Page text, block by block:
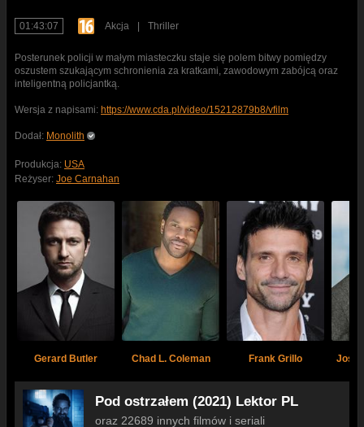
01:43:07 Akcja Thriller
Posterunek policji w małym miasteczku staje się polem bitwy pomiędzy
oszustem szukającym schronienia za kratkami, zawodowym zabójcą oraz
inteligentną policjantką.
Wersja z napisami: https://www.cda.pl/video/15212879b8/vfilm
Dodał: Monolith
Produkcja: USA
Reżyser: Joe Carnahan
Gerard Butler Chad L. Coleman Frank Grillo Jose
Pod ostrzałem (2021) Lektor PL
oraz 22689 innych filmów i seriali